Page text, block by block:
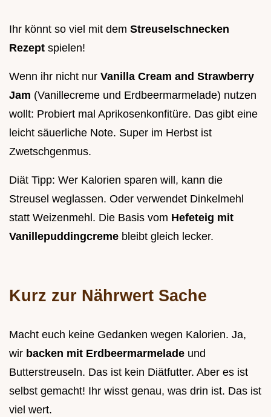
Ihr könnt so viel mit dem Streuselschnecken
Rezept spielen!
Wenn ihr nicht nur Vanilla Cream and Strawberry
Jam (Vanillecreme und Erdbeermarmelade) nutzen
wollt: Probiert mal Aprikosenkonfitüre. Das gibt eine
leicht säuerliche Note. Super im Herbst ist
Zwetschgenmus.
Diät Tipp: Wer Kalorien sparen will, kann die
Streusel weglassen. Oder verwendet Dinkelmehl
statt Weizenmehl. Die Basis vom Hefeteig mit
Vanillepuddingcreme bleibt gleich lecker.
Kurz zur Nährwert Sache
Macht euch keine Gedanken wegen Kalorien. Ja,
wir backen mit Erdbeermarmelade und
Butterstreuseln. Das ist kein Diätfutter. Aber es ist
selbst gemacht! Ihr wisst genau, was drin ist. Das ist
viel wert.